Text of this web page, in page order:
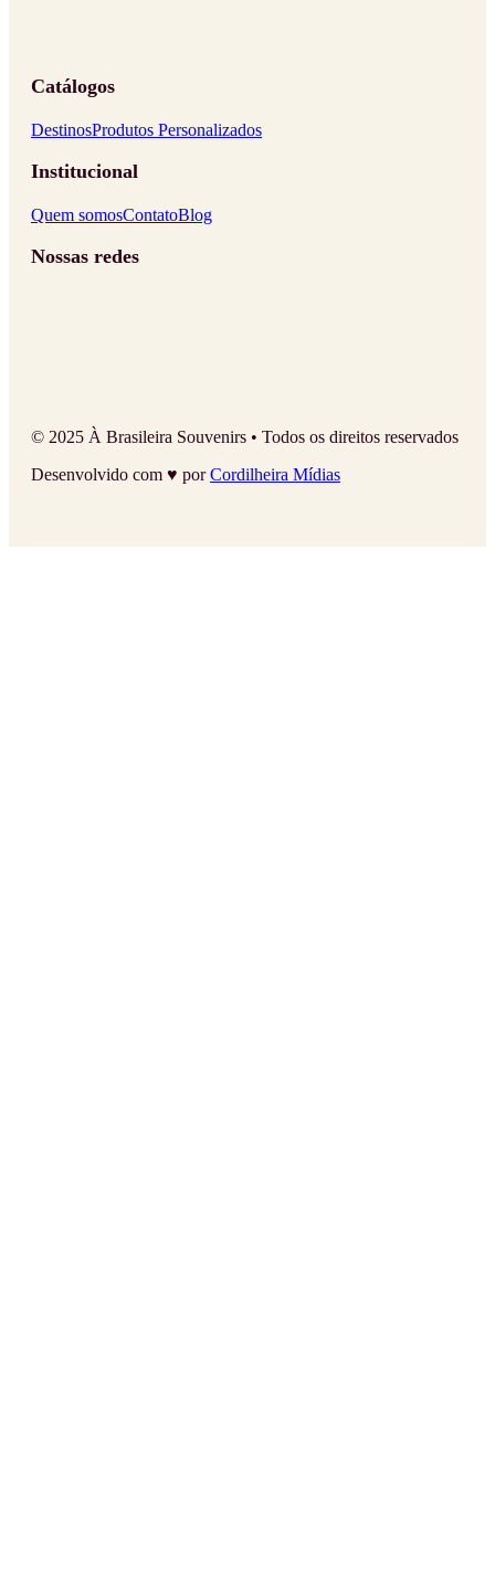
Catálogos
DestinosProdutos Personalizados
Institucional
Quem somosContatoBlog
Nossas redes
© 2025 À Brasileira Souvenirs • Todos os direitos reservados
Desenvolvido com ♥ porCordilheira Mídias